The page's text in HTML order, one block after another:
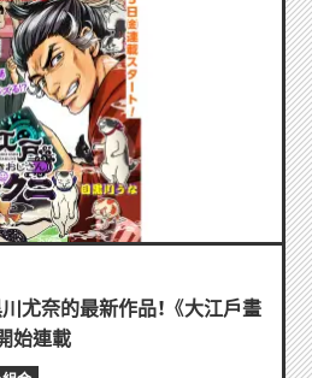
尤奈的最新作品！ 《大江戶畫
始連載